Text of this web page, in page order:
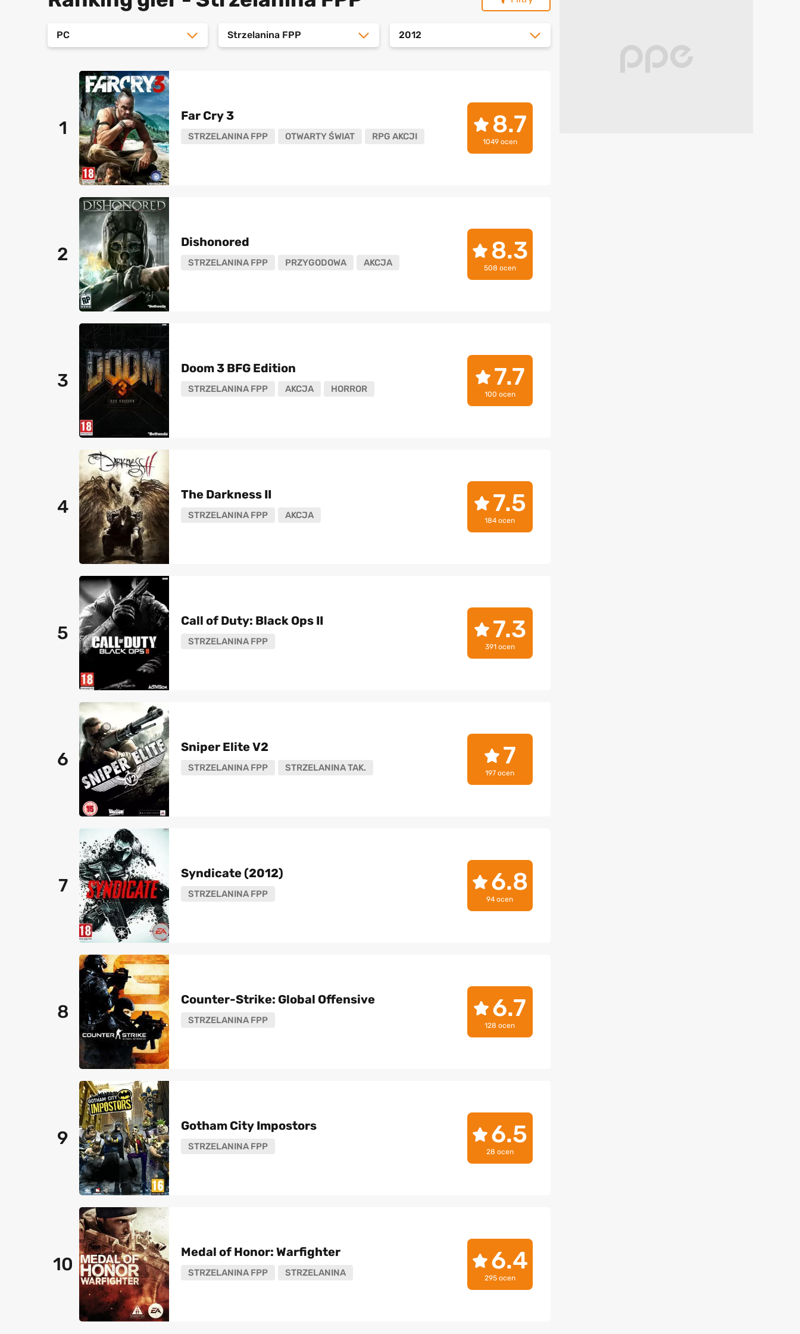
PC Strzelanina FPP 2012
1
Far Cry 3
STRZELANINA FPP OTWARTY ŚWIAT RPG AKCJI 8.7
1049 ocen
2
Dishonored
STRZELANINA FPP PRZYGODOWA AKCJA 8.3
508 ocen
3
Doom 3 BFG Edition
STRZELANINA FPP AKCJA HORROR 7.7
100 ocen
4
The Darkness II
STRZELANINA FPP AKCJA 7.5
184 ocen
5
Call of Duty: Black Ops II
STRZELANINA FPP 7.3
391 ocen
6
Sniper Elite V2
STRZELANINA FPP STRZELANINA TAK. 7
197 ocen
7
Syndicate (2012)
STRZELANINA FPP 6.8
94 ocen
8
Counter-Strike: Global Offensive
STRZELANINA FPP 6.7
128 ocen
9
Gotham City Impostors
STRZELANINA FPP 6.5
28 ocen
10
Medal of Honor: Warfighter
STRZELANINA FPP STRZELANINA 6.4
295 ocen